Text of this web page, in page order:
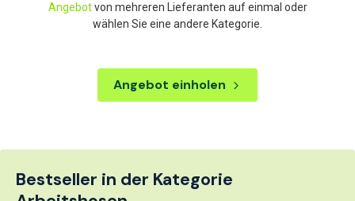
Angebotvon mehreren Lieferanten auf einmal oder
wählen Sie eine andere Kategorie.
Angebot einholen
Bestseller in der Kategorie